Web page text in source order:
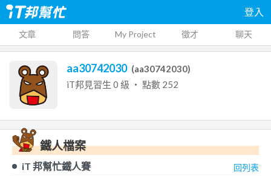
登入
文章 問答 My Project 徵才 聊天
aa30742030 (aa30742030)
iT邦見習生 0 級 ‧ 點數 252
鐵人檔案
iT 邦幫忙鐵人賽 回列表